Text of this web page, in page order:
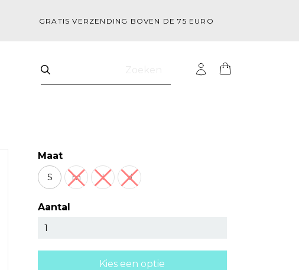
GRATIS VERZENDING BOVEN DE 75 EURO
Maat
S m l xl
Aantal
Kies een optie